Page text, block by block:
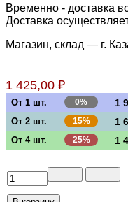
Временно - доставка
Доставка
Магазин, склад — г.
1 425,00 ₽
От 1 шт. 0% 1
От 2 шт. 15% 1
От 4 шт. 25% 1